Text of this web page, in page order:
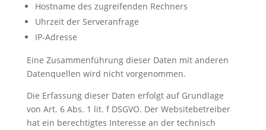
Hostname des zugreifenden Rechners
Uhrzeit der Serveranfrage
IP-Adresse
Eine Zusammenführung dieser Daten mit anderen
Datenquellen wird nicht vorgenommen.
Die Erfassung dieser Daten erfolgt auf Grundlage
von Art. 6 Abs. 1 lit. f DSGVO. Der Websitebetreiber
hat ein berechtigtes Interesse an der technisch